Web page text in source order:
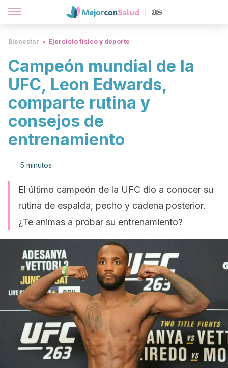
Bienestar Ejercicio físico y deporte
Campeón mundial de la
UFC, Leon Edwards,
comparte rutina y
consejos de
entrenamiento
5 minutos
El último campeón de la UFC dio a conocer su
rutina de espalda, pecho y cadena posterior.
¿Te animas a probar su entrenamiento?